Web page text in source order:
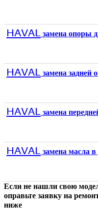
HAVAL замена опоры
HAVAL замена задней
HAVAL замена
HAVAL замена масла в
Если не нашли свою
оправьте заявку на
ниже